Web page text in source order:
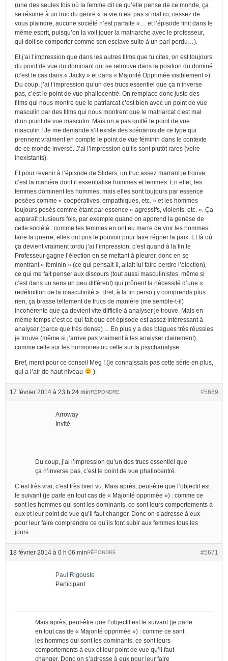
(une des seules fois où la femme dit ce qu’elle pense de ce monde, ça
se résume à un truc du genre « la vie n’est pas si mal ici, cessez de
vous plaindre, aucune société n’est parfaite »… et l’épisode finit dans le
même esprit, puisqu’on la voit jouer la matriarche avec le professeur,
qui doit se comporter comme son esclave suite à un pari perdu…).
Et j’ai l’impression que dans les autres films que tu cites, on est toujours
du point de vue du dominant qui se retrouve dans la position du dominé
(c’est le cas dans « Jacky » et dans « Majorité Opprimée visiblement »).
Du coup, j’ai l’impression qu’un des trucs essentiel que ça n’inverse
pas, c’est le point de vue phallocentré. On remplace donc juste des
films qui nous montre que le patriarcat c’est bien avec un point de vue
masculin par des films qui nous montrent que le matriarcat c’est mal
d’un point de vue masculin. Mais on a pas quitté le point de vue
masculin ! Je me demande s’il existe des scénarios de ce type qui
prennent vraiment en compte le point de vue féminin dans le contexte
de ce monde inversé. J’ai l’impression qu’ils sont plutôt rares (voire
inexistants).
Et pour revenir à l’épisode de Sliders, un truc assez marrant je trouve,
c’est la manière dont il essentialise hommes et femmes. En effet, les
femmes dominent les hommes, mais elles sont toujours par essence
posées comme « coopératives, empathiques, etc. » et les hommes
toujours posés comme étant par essence « agressifs, violents, etc. ». Ça
apparaît plusieurs fois, par exemple quand on apprend la genèse de
cette société : comme les femmes en ont eu marre de voir les hommes
faire la guerre, elles ont pris le pouvoir pour faire régner la paix. Et là où
ça devient vraiment tordu j’ai l’impression, c’est quand à la fin le
Professeur gagne l’élection en se mettant à pleurer, donc en se
montrant « féminin » (ce qui pensait-il, allait lui faire perdre l’élection),
ce qui me fait penser aux discours (tout aussi masculinistes, même si
c’est dans un sens un peu différent) qui prônent la nécessité d’une «
redéfinition de la masculinité ». Bref, à la fin perso j’y comprends plus
rien, ça brasse tellement de trucs de manière (me semble-t-il)
incohérente que ça devient vite difficile à analyser je trouve. Mais en
même temps c’est ce qui fait que cet épisode est assez intéressant à
analyser (parce que très dense)… En plus y a des blagues très réussies
je trouve (même si j’arrive pas vraiment à les analyser clairement),
comme celle sur les hormones ou celle sur la psychanalyse.
Bref, merci pour ce conseil Meg ! (je connaissais pas cette série en plus,
qui a l’air de haut niveau
)
17 février 2014 à 23 h 24 min #5669
RÉPONDRE
Arroway
Invité
Du coup, j’ai l’impression qu’un des trucs essentiel que
ça n’inverse pas, c’est le point de vue phallocentré.
C’est très vrai, c’est très bien vu. Mais après, peut-être que l’objectif est
le suivant (je parle en tout cas de « Majorité opprimée ») : comme ce
sont les hommes qui sont les dominants, ce sont leurs comportements à
eux et leur point de vue qu’il faut changer. Donc on s’adresse à eux
pour leur faire comprendre ce qu’ils font subir aux femmes tous les
jours.
18 février 2014 à 0 h 06 min #5671
RÉPONDRE
Paul Rigouste
Participant
Mais après, peut-être que l’objectif est le suivant (je parle
en tout cas de « Majorité opprimée ») : comme ce sont
les hommes qui sont les dominants, ce sont leurs
comportements à eux et leur point de vue qu’il faut
changer. Donc on s’adresse à eux pour leur faire